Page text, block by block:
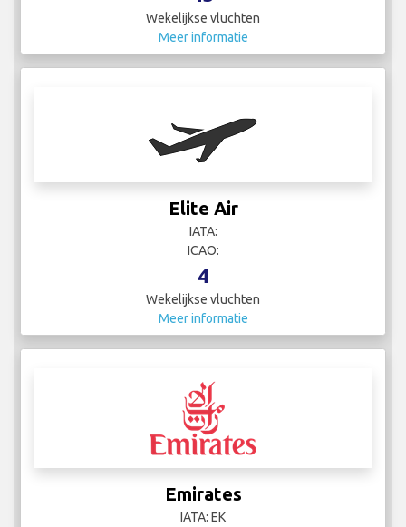
Wekelijkse vluchten
Meer informatie
Elite Air
IATA:
ICAO:
4
Wekelijkse vluchten
Meer informatie
Emirates
IATA: EK